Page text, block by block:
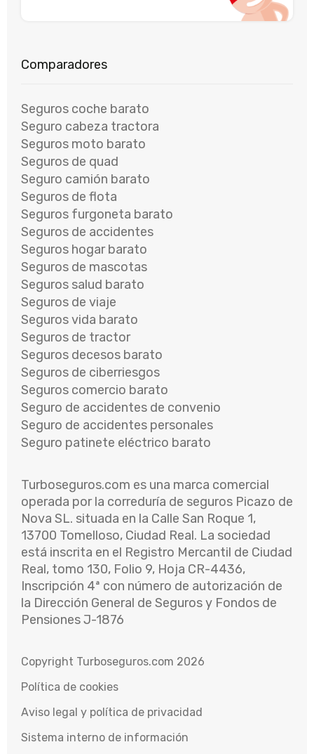
Seguros coche barato
Seguro cabeza tractora
Seguros moto barato
Seguros de quad
Seguro camión barato
Seguros de flota
Seguros furgoneta barato
Seguros de accidentes
Seguros hogar barato
Seguros de mascotas
Seguros salud barato
Seguros de viaje
Seguros vida barato
Seguros de tractor
Seguros decesos barato
Seguros de ciberriesgos
Seguros comercio barato
Seguro de accidentes de convenio
Seguro de accidentes personales
Seguro patinete eléctrico barato
Turboseguros.com es una marca comercial
operada por la correduría de seguros Picazo de
Nova SL. situada en la Calle San Roque 1,
13700 Tomelloso, Ciudad Real. La sociedad
está inscrita en el Registro Mercantil de Ciudad
Real, tomo 130, Folio 9, Hoja CR-4436,
Inscripción 4ª con número de autorización de
la Dirección General de Seguros y Fondos de
Pensiones J-1876
Copyright Turboseguros.com 2026
Política de cookies
Aviso legal y política de privacidad
Sistema interno de información